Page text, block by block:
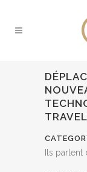
TRAVEL
Ils parlent